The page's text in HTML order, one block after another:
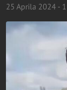
25 Aprila 2024 -